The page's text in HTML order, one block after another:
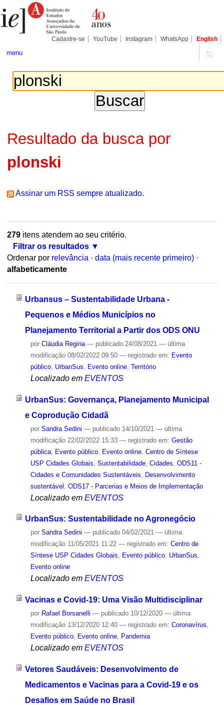
para
conteúdo.
Pessoais
Cadastre-se YouTube Instagram WhatsApp English
menu
Resultado da busca por
plonski
Assinar um RSS sempre atualizado.
279itens atendem ao seu critério.
Filtrar os resultados
Ordenar por relevância · data (mais recente primeiro) ·
alfabeticamente
Urbansus – Sustentabilidade Urbana -
Pequenos e Médios Municípios no
Planejamento Territorial a Partir dos ODS ONU
por Cláudia Regina — publicado24/08/2021 — última
modificação08/02/2022 09:50 — registrado em: Evento
público, UrbanSus Evento online, Território
Localizado em EVENTOS
UrbanSus: Governança, Planejamento Municipal
e Coprodução Cidadã
por Sandra Sedini — publicado14/10/2021 — última
modificação22/02/2022 15:33 — registrado em: Gestão
pública, Evento público, Evento online, Centro de Síntese
USP Cidades Globais Sustentabilidade, Cidades ODS11 -
Cidades e Comunidades Sustentáveis
Desenvolvimento
sustentável ODS17 - Parcerias e Meios de Implementação
Localizado em EVENTOS
UrbanSus: Sustentabilidade no Agronegócio
por Sandra Sedini — publicado04/02/2021 — última
modificação11/05/2021 11:22 — registrado em: Centro de
Síntese USP Cidades Globais, Evento público, UrbanSus,
Evento online
Localizado em EVENTOS
Vacinas e Covid-19: Uma Visão Multidisciplinar
por Rafael Borsanelli — publicado10/12/2020 — última
modificação13/12/2020 12:40 — registrado em: Coronavírus,
Evento público, Evento online, Pandemia
Localizado em EVENTOS
Vetores Saudáveis: Desenvolvimento de
Medicamentos e Vacinas para a Covid-19 e os
Desafios em Saúde no Brasil